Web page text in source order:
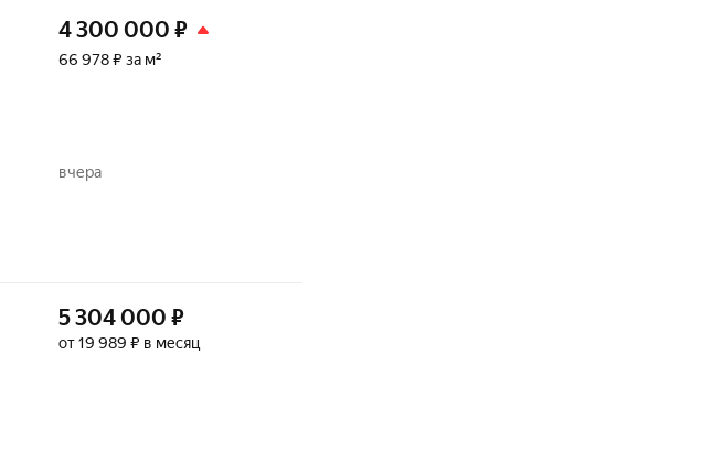
4 300 000 ₽
66 978 ₽ за м²
вчера
5 304 000 ₽
от 19 989 ₽ в месяц